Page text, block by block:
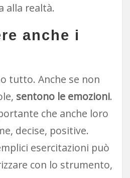
alla realtà.
anche i
tutto. Anche se non
sentono le emozioni.
che anche loro
decise, positive.
esercitazioni può
con lo strumento,